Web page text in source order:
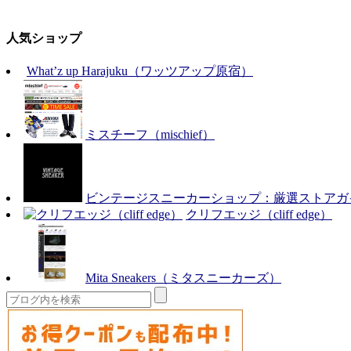
人気ショップ
What’z up Harajuku（ワッツアップ原宿）
ミスチーフ（mischief）
ビンテージスニーカーショップ：厳選ストア
クリフエッジ（cliff edge）
Mita Sneakers（ミタスニーカーズ）